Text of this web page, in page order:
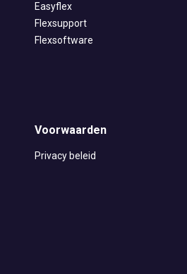
Easyflex
Flexsupport
Flexsoftware
Voorwaarden
Privacy beleid